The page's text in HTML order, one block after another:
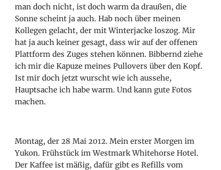
man doch nicht, ist doch warm da draußen, die
Sonne scheint ja auch. Hab noch über meinen
Kollegen gelacht, der mit Winterjacke loszog. Mir
hat ja auch keiner gesagt, dass wir auf der offenen
Plattform des Zuges stehen können. Bibbernd ziehe
ich mir die Kapuze meines Pullovers über den Kopf.
Ist mir doch jetzt wurscht wie ich aussehe,
Hauptsache ich habe warm. Und kann gute Fotos
machen.
Montag, der 28 Mai 2012. Mein erster Morgen im
Yukon. Frühstück im Westmark Whitehorse Hotel.
Der Kaffee ist mäßig, dafür gibt es Refills vom